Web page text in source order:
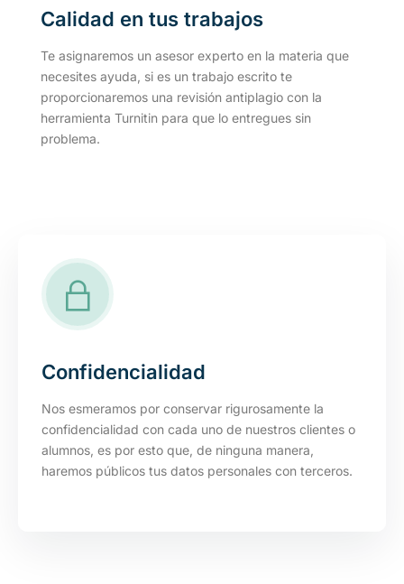
Calidad en tus trabajos
Te asignaremos un asesor experto en la materia que
necesites ayuda, si es un trabajo escrito te
proporcionaremos una revisión antiplagio con la
herramienta Turnitin para que lo entregues sin
problema.
Confidencialidad
Nos esmeramos por conservar rigurosamente la
confidencialidad con cada uno de nuestros clientes o
alumnos, es por esto que, de ninguna manera,
haremos públicos tus datos personales con terceros.